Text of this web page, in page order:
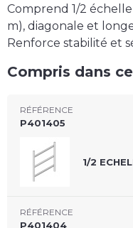
Comprend 1/2
m), diagonale et
Renforce stabilité et
Compris dans
RÉFÉRENCE
P401405
1/2
RÉFÉRENCE
P401404